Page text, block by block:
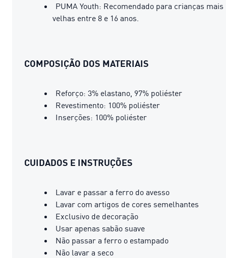
PUMA Youth: Recomendado para crianças mais
velhas entre 8 e 16 anos.
COMPOSIÇÃO DOS MATERIAIS
Reforço: 3% elastano, 97% poliéster
Revestimento: 100% poliéster
Inserções: 100% poliéster
CUIDADOS E INSTRUÇÕES
Lavar e passar a ferro do avesso
Lavar com artigos de cores semelhantes
Exclusivo de decoração
Usar apenas sabão suave
Não passar a ferro o estampado
Não lavar a seco